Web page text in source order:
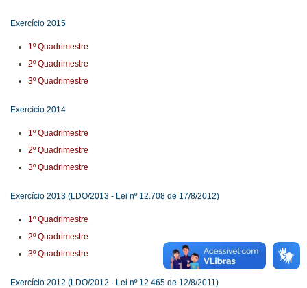
Exercício 2015
1º Quadrimestre
2º Quadrimestre
3º Quadrimestre
Exercício 2014
1º Quadrimestre
2º Quadrimestre
3º Quadrimestre
Exercício 2013 (LDO/2013 - Lei nº 12.708 de 17/8/2012)
1º Quadrimestre
2º Quadrimestre
3º Quadrimestre
Exercício 2012 (LDO/2012 - Lei nº 12.465 de 12/8/2011)